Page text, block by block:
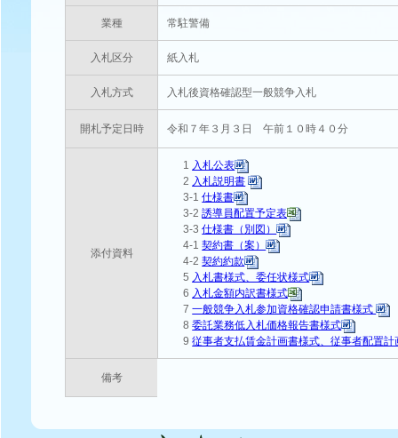
業種 常駐警備
入札区分 紙入札
入札方式 入札後資格確認型一般競争入札
開札予定日時 令和７年３月３日 午前１０時４０分
添付資料
1 入札公表
2 入札説明書
3-1仕様書
3-2誘導員配置予定表
3-3仕様書（別図）
4-1契約書（案）
4-2契約約款
5 入札書様式、委任状様式
6 入札金額内訳書様式
7一般競争入札参加資格確認申請書様式
8委託業務低入札価格報告書様式
9従事者支払賃金計画書様式、従事者配置計
備考